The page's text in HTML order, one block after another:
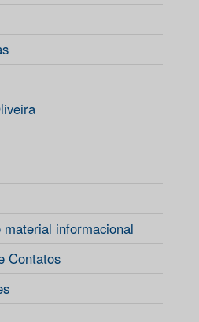
material informacional
Contatos